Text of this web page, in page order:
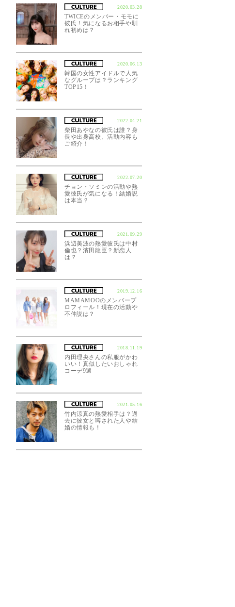
2020.03.28
TWICEのメンバー・モモに
彼氏！気になるお相手や馴
れ初めは？
2020.06.13
韓国の女性アイドルで人気
なグループは？ランキング
TOP15！
2022.04.21
柴田あやなの彼氏は誰？身
長や出身高校、活動内容も
ご紹介！
2022.07.20
チョン・ソミンの活動や熱
愛彼氏が気になる！結婚説
は本当？
2021.09.29
浜辺美波の熱愛彼氏は中村
倫也？濱田龍臣？新恋人
は？
2019.12.16
MAMAMOOのメンバープ
ロフィール！現在の活動や
不仲説は？
2018.11.19
内田理央さんの私服がかわ
いい！真似したいおしゃれ
コーデ9選
2021.05.16
竹内涼真の熱愛相手は？過
去に彼女と噂された人や結
婚の情報も！